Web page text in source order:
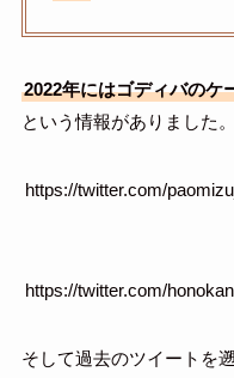
2022年にはゴディバのケ
という情報がありました。
https://twitter.com/
https://twitter.com/
そして過去のツイートを